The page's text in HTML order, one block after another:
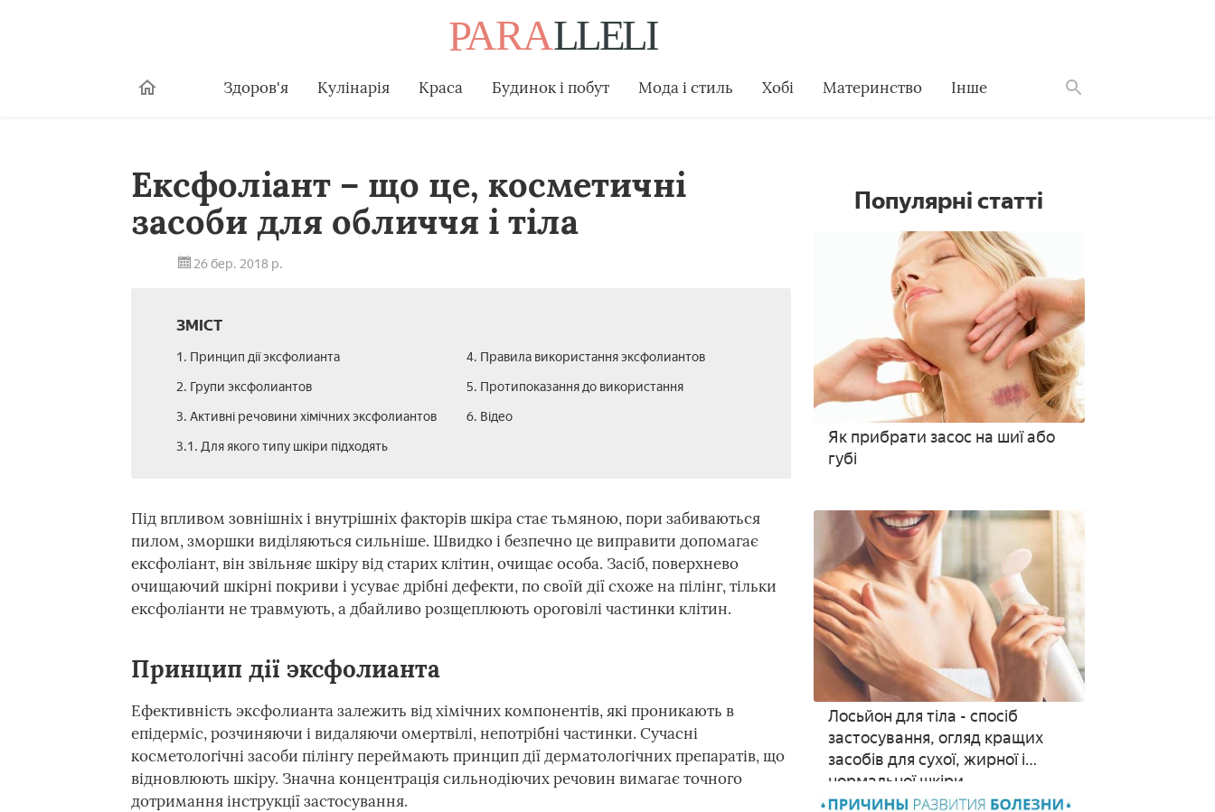
Здоров'я Кулінарія Краса Будинок і побут Мода і стиль Хобі Материнство Інше
Ексфоліант – що це, косметичні
засоби для обличчя і тіла
26 бер. 2018 р.
ЗМІСТ
1. Принцип дії эксфолианта
2. Групи эксфолиантов
3. Активні речовини хімічних эксфолиантов
3.1. Для якого типу шкіри підходять
4. Правила використання эксфолиантов
5. Протипоказання до використання
6. Відео
Під впливом зовнішніх і внутрішніх факторів шкіра стає тьмяною, пори забиваються
пилом, зморшки виділяються сильніше. Швидко і безпечно це виправити допомагає
ексфоліант, він звільняє шкіру від старих клітин, очищає особа. Засіб, поверхнево
очищаючий шкірні покриви і усуває дрібні дефекти, по своїй дії схоже на пілінг, тільки
ексфоліанти не травмують, а дбайливо розщеплюють ороговілі частинки клітин.
Принцип дії эксфолианта
Ефективність эксфолианта залежить від хімічних компонентів, які проникають в
епідерміс, розчиняючи і видаляючи омертвілі, непотрібні частинки. Сучасні
косметологічні засоби пілінгу переймають принцип дії дерматологічних препаратів, що
відновлюють шкіру. Значна концентрація сильнодіючих речовин вимагає точного
дотримання інструкції застосування.
Популярні статті
Як прибрати засос на шиї або
губі
Лосьйон для тіла - спосіб
застосування, огляд кращих
засобів для сухої, жирної і
нормальної шкіри